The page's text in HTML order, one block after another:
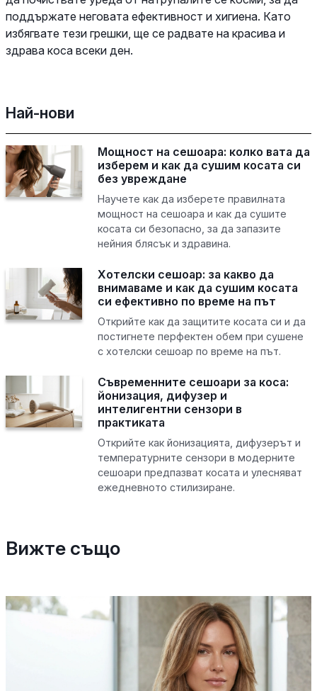
поддържате неговата ефективност и хигиена. Като
избягвате тези грешки, ще се радвате на красива и
здрава коса всеки ден.
Най-нови
Мощност на сешоара: колко вата да
изберем и как да сушим косата си
без увреждане
Научете как да изберете правилната
мощност на сешоара и как да сушите
косата си безопасно, за да запазите
нейния блясък и здравина.
Хотелски сешоар: за какво да
внимаваме и как да сушим косата
си ефективно по време на път
Открийте как да защитите косата си и да
постигнете перфектен обем при сушене
с хотелски сешоар по време на път.
Съвременните сешоари за коса:
йонизация, дифузер и
интелигентни сензори в
практиката
Открийте как йонизацията, дифузерът и
температурните сензори в модерните
сешоари предпазват косата и улесняват
ежедневното стилизиране.
Вижте също